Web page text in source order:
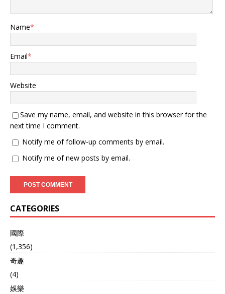
Name*
Email*
Website
Save my name, email, and website in this browser for the
next time I comment.
Notify me of follow-up comments by email.
Notify me of new posts by email.
CATEGORIES
國際
(1,356)
奇趣
(4)
娛樂